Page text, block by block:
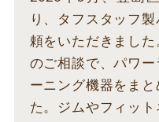
り、タフスタッフ
頼をいただきまし
のご相談で、パワ
ーニング機器をま
た。ジムやフィッ